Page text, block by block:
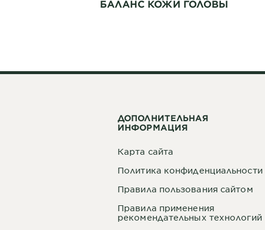
БАЛАНС КОЖИ ГОЛОВЫ
ДОПОЛНИТЕЛЬНАЯ
ИНФОРМАЦИЯ
Карта сайта
Политика конфиденциальности
Правила пользования сайтом
Правила применения
рекомендательных технологий